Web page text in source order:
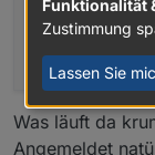
Neu/
~ Fix am
Was läuft da
Angemeldet
Funktionalität
Zustimmung
Lassen Sie